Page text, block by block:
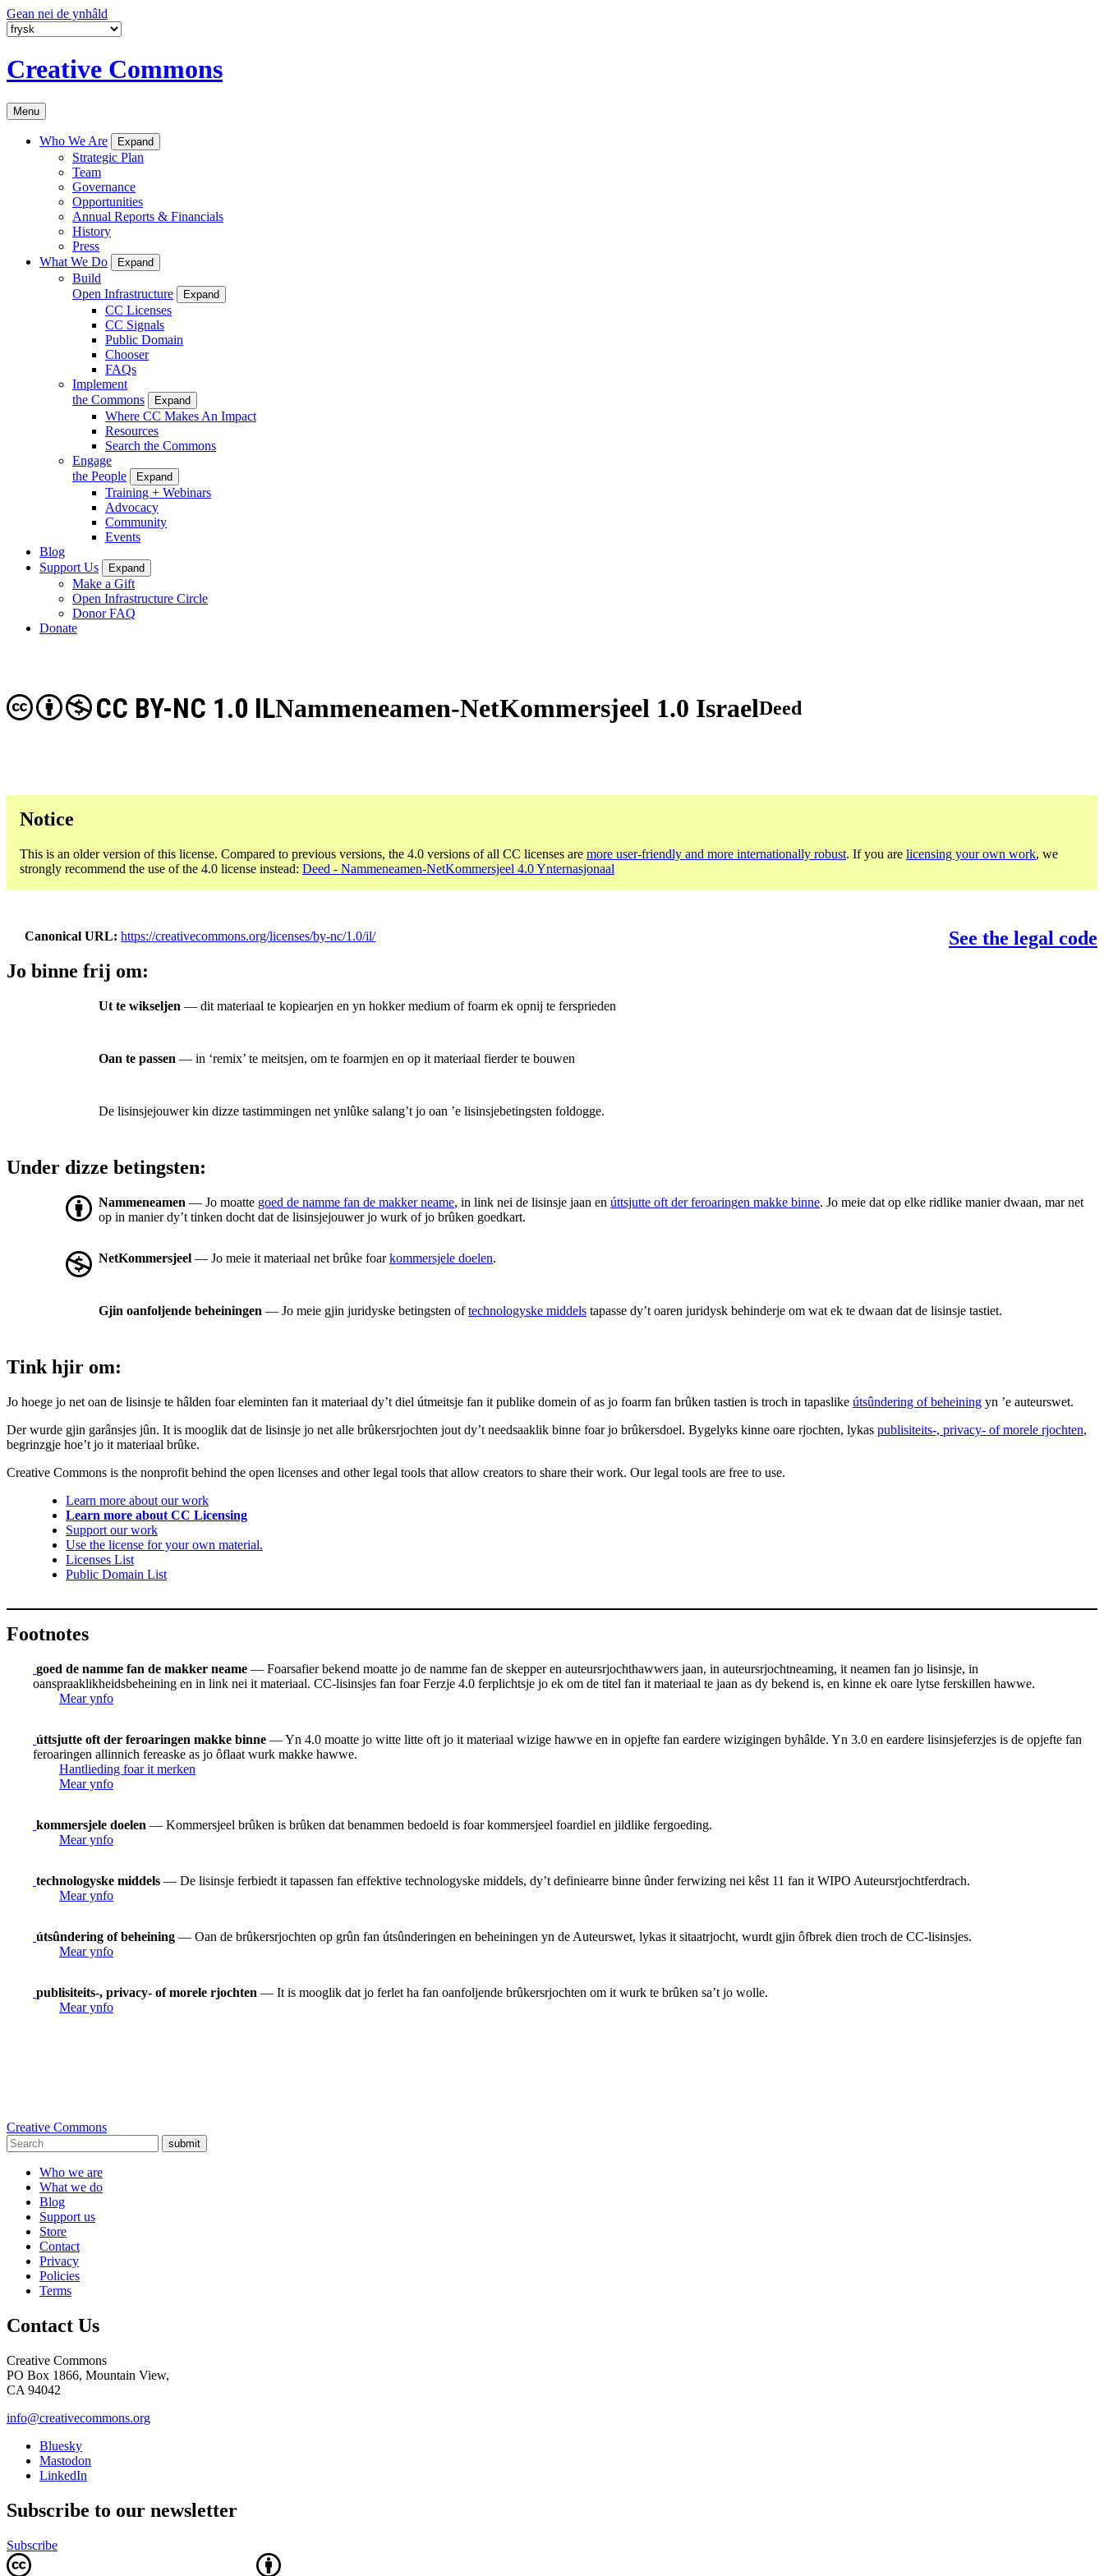
Gean nei de ynhâld
Creative Commons
Menu
Who We Are Expand
Strategic Plan
Team
Governance
Opportunities
Annual Reports & Financials
History
Press
What We Do
Expand
Build
Open Infrastructure
Expand
CC Licenses
CC Signals
Public Domain
Chooser
FAQs
Implement
the Commons
Expand
Where CC Makes An Impact
Resources
Search the Commons
Engage
the People
Expand
Training + Webinars
Advocacy
Community
Events
Blog
Support Us
Expand
Make a Gift
Open Infrastructure Circle
Donor FAQ
Donate
Nammeneamen-NetKommersjeel 1.0 Israel
CC BY-NC 1.0 IL Deed
Notice
This is an older version of this license. Compared to previous versions, the 4.0 versions of all CC licenses are more user-friendly and more internationally robust. If you are licensing your own work, we
strongly recommend the use of the 4.0 license instead: Deed - Nammeneamen-NetKommersjeel 4.0 Ynternasjonaal
Canonical URL https://creativecommons.org/licenses/by-nc/1.0/il/
See the legal code
Jo binne frij om:
Ut te wikseljen — dit materiaal te kopiearjen en yn hokker medium of foarm ek opnij te fersprieden
Oan te passen — in ‘remix’ te meitsjen, om te foarmjen en op it materiaal fierder te bouwen
De lisinsjejouwer kin dizze tastimmingen net ynlûke salang’t jo oan ’e lisinsjebetingsten foldogge.
Under dizze betingsten:
Nammeneamen — Jo moatte goed de namme fan de makker neame, in link nei de lisinsje jaan en úttsjutte oft der feroaringen makke binne. Jo meie dat op elke ridlike manier dwaan, mar net
op in manier dy’t tinken docht dat de lisinsjejouwer jo wurk of jo brûken goedkart.
NetKommersjeel — Jo meie it materiaal net brûke foarkommersjele doelen.
Gjin oanfoljende beheiningen — Jo meie gjin juridyske betingsten oftechnologyske middels tapasse dy’t oaren juridysk behinderje om wat ek te dwaan dat de lisinsje tastiet.
Tink hjir om:
Jo hoege jo net oan de lisinsje te hâlden foar eleminten fan it materiaal dy’t diel útmeitsje fan it publike domein of as jo foarm fan brûken tastien is troch in tapaslike útsûndering of beheining yn ’e auteurswet.
Der wurde gjin garânsjes jûn. It is mooglik dat de lisinsje jo net alle brûkersrjochten jout dy’t needsaaklik binne foar jo brûkersdoel. Bygelyks kinne oare rjochten, lykas publisiteits-, privacy- of morele rjochten,
begrinzgje hoe’t jo it materiaal brûke.
Creative Commons is the nonprofit behind the open licenses and other legal tools that allow creators to share their work. Our legal tools are free to use.
Learn more about our work
Learn more about CC Licensing
Support our work
Use the license for your own material.
Licenses List
Public Domain List
Footnotes
goed de namme fan de makker neame — Foarsafier bekend moatte jo de namme fan de skepper en auteursrjochthawwers jaan, in auteursrjochtneaming, it neamen fan jo lisinsje, in
oanspraaklikheidsbeheining en in link nei it materiaal. CC-lisinsjes fan foar Ferzje 4.0 ferplichtsje jo ek om de titel fan it materiaal te jaan as dy bekend is, en kinne ek oare lytse ferskillen hawwe.
Mear ynfo
úttsjutte oft der feroaringen makke binne — Yn 4.0 moatte jo witte litte oft jo it materiaal wizige hawwe en in opjefte fan eardere wizigingen byhâlde. Yn 3.0 en eardere lisinsjeferzjes is de opjefte fan
feroaringen allinnich fereaske as jo ôflaat wurk makke hawwe.
Hantlieding foar it merken
Mear ynfo
kommersjele doelen — Kommersjeel brûken is brûken dat benammen bedoeld is foar kommersjeel foardiel en jildlike fergoeding.
Mear ynfo
technologyske middels — De lisinsje ferbiedt it tapassen fan effektive technologyske middels, dy’t definiearre binne ûnder ferwizing nei kêst 11 fan it WIPO Auteursrjochtferdrach.
Mear ynfo
útsûndering of beheining — Oan de brûkersrjochten op grûn fan útsûnderingen en beheiningen yn de Auteurswet, lykas it sitaatrjocht, wurdt gjin ôfbrek dien troch de CC-lisinsjes.
Mear ynfo
publisiteits-, privacy- of morele rjochten — It is mooglik dat jo ferlet ha fan oanfoljende brûkersrjochten om it wurk te brûken sa’t jo wolle.
Mear ynfo
Creative Commons
submit
Who we are
What we do
Blog
Support us
Store
Contact
Privacy
Policies
Terms
Contact Us
Creative Commons
PO Box 1866, Mountain View,
CA 94042
info@creativecommons.org
Bluesky
Mastodon
LinkedIn
Subscribe to our newsletter
Subscribe